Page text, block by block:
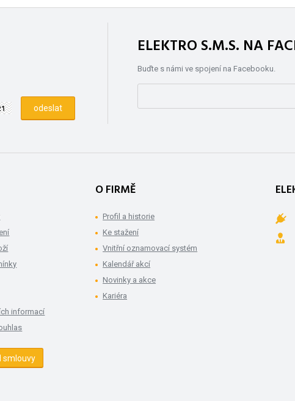
ELEKTRO S.M.S. NA
Buďte s námi ve spojení na Facebooku.
informací
smlouvy
O FIRMĚ
Profil a historie
Ke stažení
Vnitřní oznamovací systém
Kalendář akcí
Novinky a akce
Kariéra